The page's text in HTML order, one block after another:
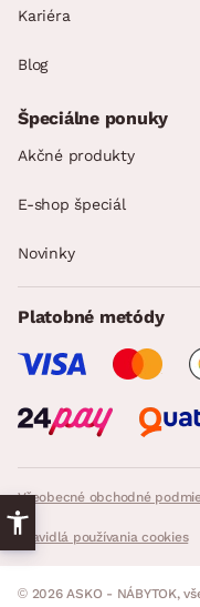
Kariéra
Blog
Všeobecné obchodné
Pravidlá používania cookies
Špeciálne ponuky
Akčné produkty
E-shop špeciál
Novinky
Platobné metódy
© 2026 ASKO - NÁBYTOK,